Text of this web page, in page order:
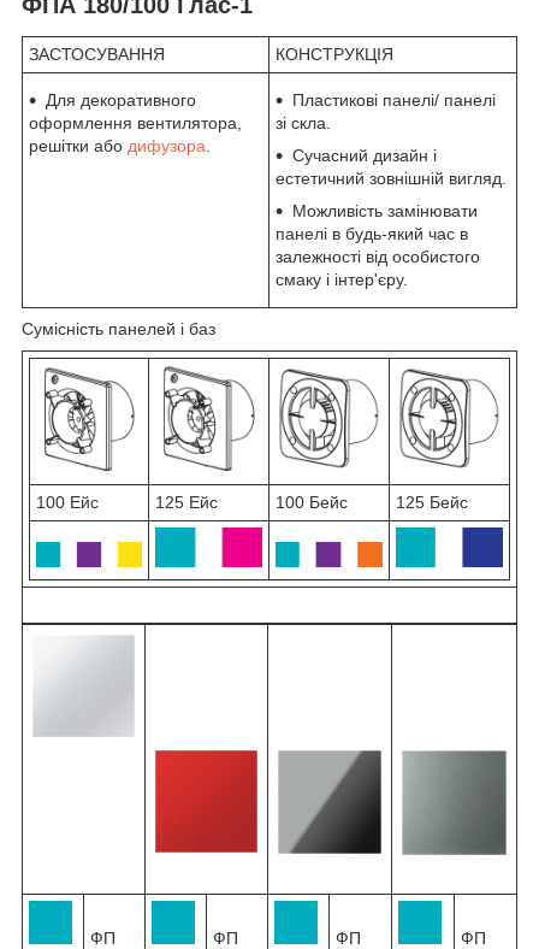
ЗАСТОСУВАННЯ КОНСТРУКЦІЯ
Для декоративного
оформлення вентилятора,
решітки або дифузора.
Пластикові панелі/ панелі
зі скла.
Сучасний дизайн і
естетичний зовнішній вигляд.
Можливість замінювати
панелі в будь-який час в
залежності від особистого
смаку і інтер'єру.
Сумісність панелей і баз
100 Ейс 125 Ейс 100 Бейс 125 Бейс
ФП
ФП
ФП
ФП